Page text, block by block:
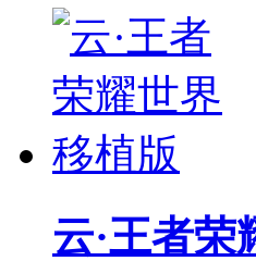
云·王者荣